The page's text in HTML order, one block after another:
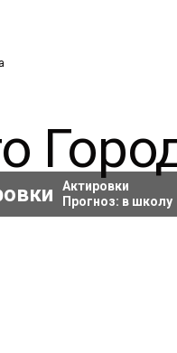
Актировки
Прогноз: в школу